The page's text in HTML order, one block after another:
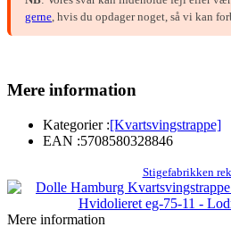
gerne, hvis du opdager noget, så vi kan
Mere information
Kategorier :[Kvartsvingstrappe]
EAN :5708580328846
Stigefabrikken
Mere information